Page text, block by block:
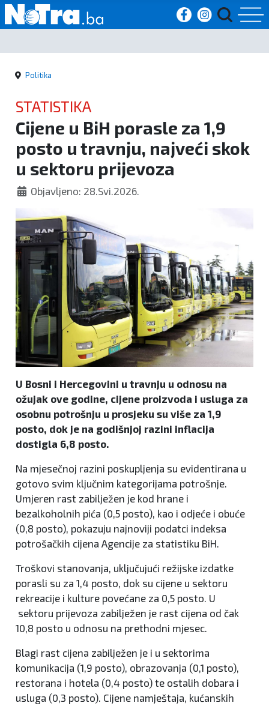
Početna
Vijesti
Sport
Kultura
Crna
kronika
Politika
Zanimljivosti
Politika
STATISTIKA
Cijene u BiH porasle za 1,9
posto u travnju, najveći skok
u sektoru prijevoza
Objavljeno: 28.Svi.2026.
U Bosni i Hercegovini u travnju u odnosu na
ožujak ove godine, cijene proizvoda i usluga za
osobnu potrošnju u prosjeku su više za 1,9
posto, dok je na godišnjoj razini inflacija
dostigla 6,8 posto.
Na mjesečnoj razini poskupljenja su evidentirana u
gotovo svim ključnim kategorijama potrošnje.
Umjeren rast zabilježen je kod hrane i
bezalkoholnih pića (0,5 posto), kao i odjeće i obuće
(0,8 posto), pokazuju najnoviji podatci indeksa
potrošačkih cijena Agencije za statistiku BiH.
Troškovi stanovanja, uključujući režijske izdatke
porasli su za 1,4 posto, dok su cijene u sektoru
rekreacije i kulture povećane za 0,5 posto. U
sektoru prijevoza zabilježen je rast cijena od čak
10,8 posto u odnosu na prethodni mjesec.
Blagi rast cijena zabilježen je i u sektorima
komunikacija (1,9 posto), obrazovanja (0,1 posto),
restorana i hotela (0,4 posto) te ostalih dobara i
usluga (0,3 posto). Cijene namještaja, kućanskih